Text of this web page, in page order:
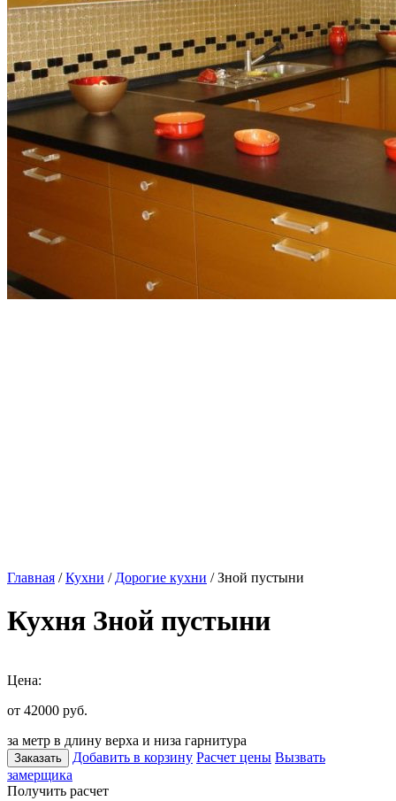
Главная /Кухни / Дорогие кухни / Зной пустыни
Кухня Зной пустыни
Цена:
от 42000 руб.
за метр в длину верха и низа гарнитура
Заказать Добавить в корзину Расчет цены Вызвать
замерщика
Получить расчет